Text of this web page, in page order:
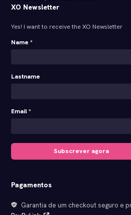
XO Newsletter
Yes! I want to receive the XO Newsletter
Name *
Lastname
Email *
Subscrever agora
Pagamentos
Garantia de um checkout seguro e